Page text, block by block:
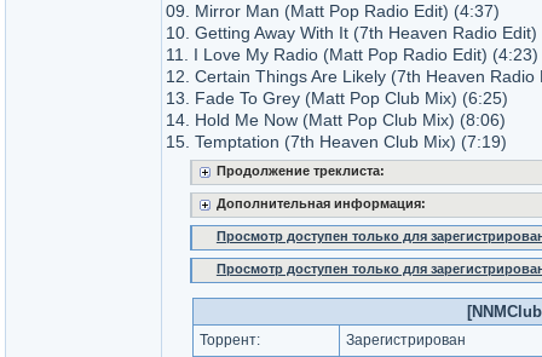
09. Mirror Man (Matt Pop Radio Edit) (4:37)
10. Getting Away With It (7th Heaven Radio
11. I Love My Radio (Matt Pop Radio Edit) (4:23)
12. Certain Things Are Likely (7th Heaven Radio
13. Fade To Grey (Matt Pop Club Mix) (6:25)
14. Hold Me Now (Matt Pop Club Mix) (8:06)
15. Temptation (7th Heaven Club Mix) (7:19)
Продолжение треклиста:
Дополнительная информация:
Просмотр доступен только для
Просмотр доступен только для
Торрент:
Зарегистрирован